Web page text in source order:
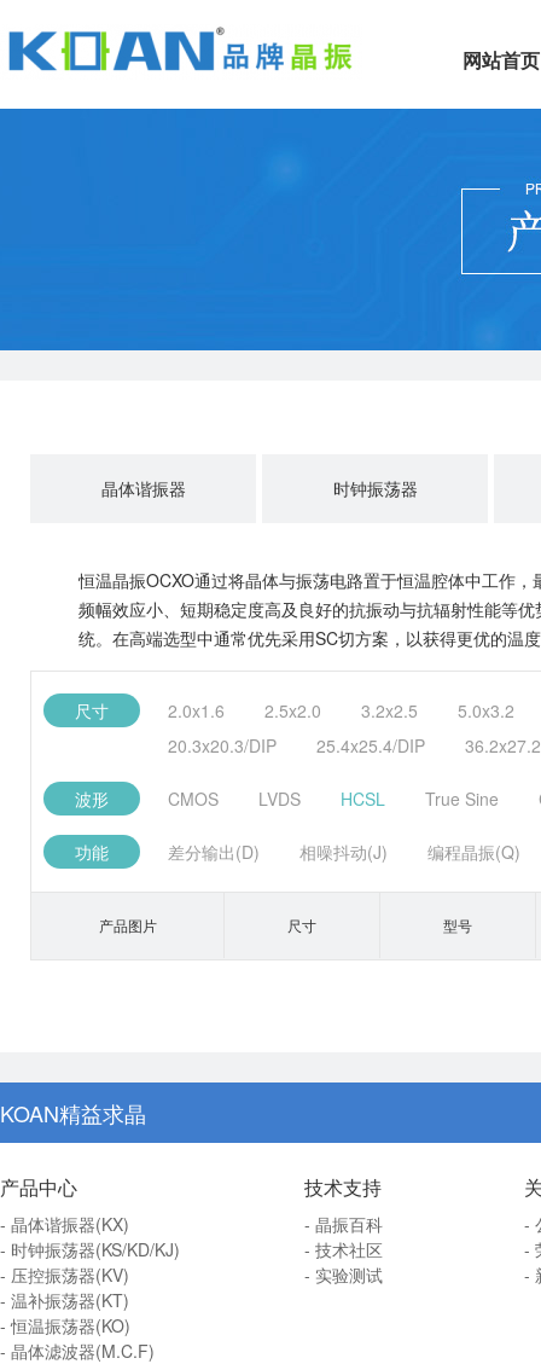
网站首页
晶体谐振器 时钟振荡器
恒温晶振OCXO通过将晶体与振荡电路置于恒温腔体中工作
频幅效应小、短期稳定度高及良好的抗振动与抗辐射性能等
统。在高端选型中通常优先采用SC切方案，以获得更优的温
尺寸 2.0x1.6 2.5x2.0 3.2x2.5
5.0x3.2
20.3x20.3/DIP
25.4x25.4/DIP
波形 CMOS LVDS HCSL True Sine
功能 差分输出(D) 相噪抖动(J) 编程晶振(Q)
产品图片 尺寸 型号
KOAN精益求晶
产品中心
- 晶体谐振器(KX)
- 时钟振荡器(KS/KD/KJ)
- 压控振荡器(KV)
- 温补振荡器(KT)
- 恒温振荡器(KO)
- 晶体滤波器(M.C.F)
技术支持
- 晶振百科
- 技术社区
- 实验测试
-
-
-